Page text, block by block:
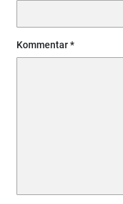
Kommentar